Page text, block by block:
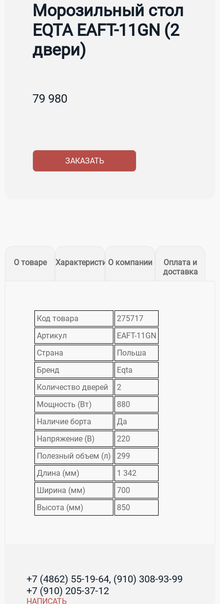
Морозильный стол
EQTA EAFT-11GN (2
двери)
79 980
ЗАКАЗАТЬ
О товаре ХарактеристикиО компании
Оплата и
доставка
Код товара
275717
Артикул
EAFT-11GN
Страна
Польша
Бренд
Eqta
Количество дверей
2
Мощность (Вт)
880
Наличие борта
Да
Напряжение (В)
220
Полезный объем (л)
299
Длина (мм)
1 342
Ширина (мм)
700
Высота (мм)
850
+7 (4862) 55-19-64, (910) 308-93-99
+7 (910) 205-37-12
НАПИСАТЬ